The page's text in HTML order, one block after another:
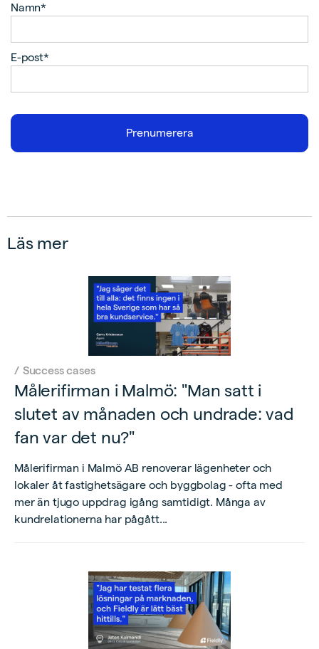
Namn*
E-post*
Läs mer
/ Success cases
Målerifirman i Malmö: "Man satt i
slutet av månaden och undrade: vad
fan var det nu?"
Målerifirman i Malmö AB renoverar lägenheter och
lokaler åt fastighetsägare och byggbolag - ofta med
mer än tjugo uppdrag igång samtidigt. Många av
kundrelationerna har pågått...